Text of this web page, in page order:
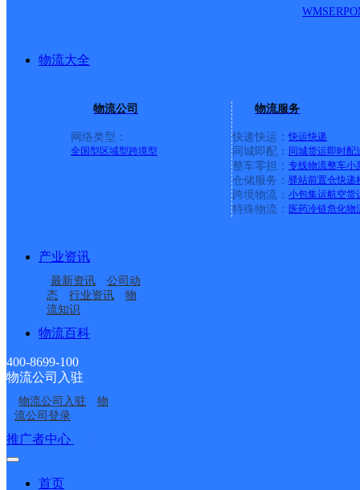
WMSERP
物流大全
物流公司
网络类型：
全国型 区域型跨境型
物流服务
快递快运： 快运快递
同城即配： 同城货运即时配
整车零担： 专线物流整车小
仓储服务： 驿站前置仓快递
跨境物流： 小包集运航空货
特殊物流： 医药冷链危化物
产业资讯
最新资讯
公司动
态
行业资讯
物
流知识
物流百科
400-8699-100
物流公司入驻
物流公司入驻
物
流公司登录
推广者中心
首页
武川县哈乐镇合作点
ID3606
上秃亥邮政所
哈乐邮政支局
二份子邮政支局
西乌兰不浪邮政支局
可心可意电子产业园
接口API